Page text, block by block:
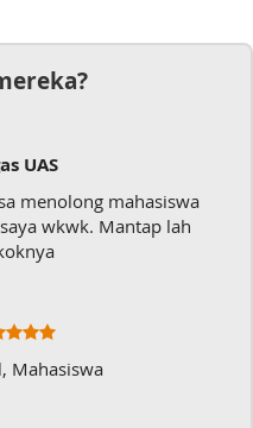
UAS
menolong mahasiswa
wkwk. Mantap lah
, Mahasiswa